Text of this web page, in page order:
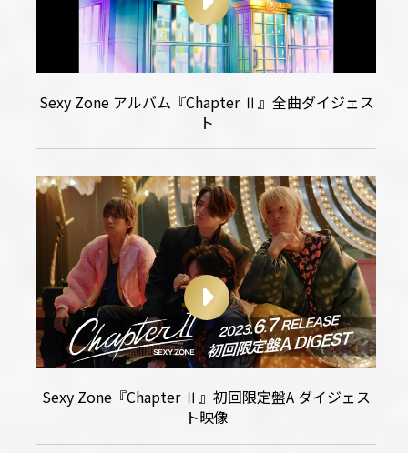
Sexy Zone アルバム『Chapter Ⅱ』全曲ダイジェス
ト
Sexy Zone『Chapter Ⅱ』初回限定盤A ダイジェス
ト映像